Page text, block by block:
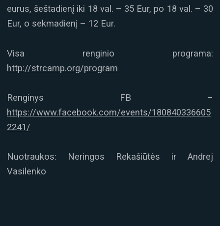
eurus, šeštadienį iki 18 val. – 35 Eur, po 18 val. – 30
Eur, o sekmadienį – 12 Eur.
Visa renginio programa:
http://strcamp.org/program
Renginys FB –
https://www.facebook.com/events/180840336605
2241/
Nuotraukos: Neringos Rekašiūtės ir Andrej
Vasilenko